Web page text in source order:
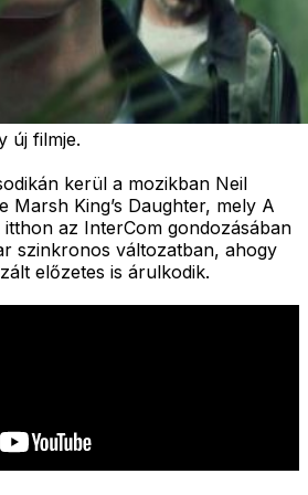
új filmje.
kerül a mozikban Neil
Marsh King’s Daughter, mely A
az InterCom gondozásában
szinkronos változatban, ahogy
előzetes is árulkodik.